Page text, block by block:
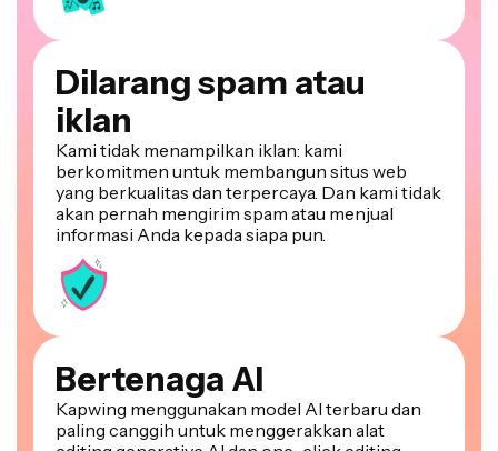
Dilarang spam atau
iklan
Kami tidak menampilkan iklan: kami
berkomitmen untuk membangun situs web
yang berkualitas dan terpercaya. Dan kami tidak
akan pernah mengirim spam atau menjual
informasi Anda kepada siapa pun.
Bertenaga AI
Kapwing menggunakan model AI terbaru dan
paling canggih untuk menggerakkan alat